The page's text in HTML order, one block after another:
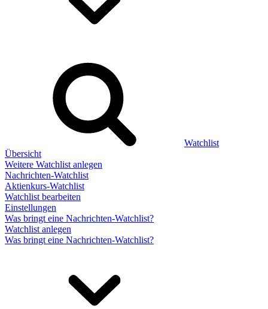
Watchlist
Übersicht
Weitere Watchlist anlegen
Nachrichten-Watchlist
Aktienkurs-Watchlist
Watchlist bearbeiten
Einstellungen
Was bringt eine Nachrichten-Watchlist?
Watchlist anlegen
Was bringt eine Nachrichten-Watchlist?